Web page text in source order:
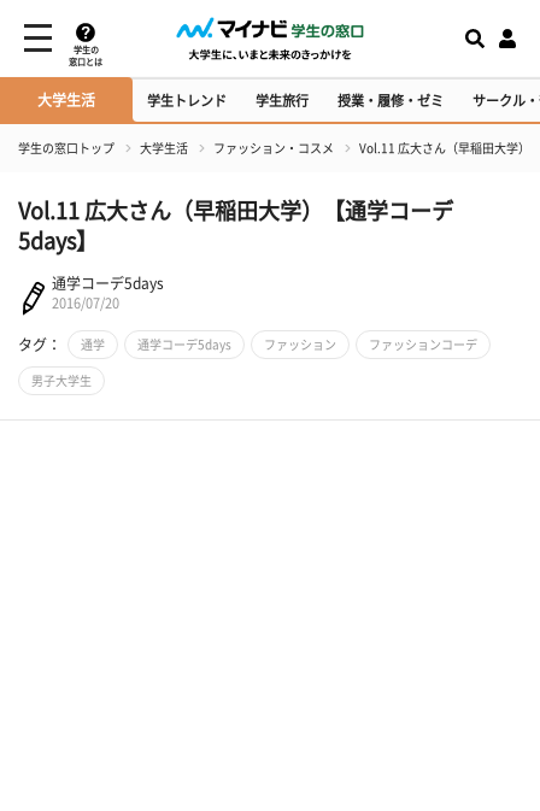
学生の
窓口とは
大学生活 学生トレンド 学生旅行 授業・履修・ゼミ サークル
学生の窓口トップ 大学生活 ファッション・コスメ Vol.11 広大さん（早稲田大学）
Vol.11 広大さん（早稲田大学）【通学コーデ
5days】
通学コーデ5days
2016/07/20
タグ： 通学 通学コーデ5days ファッション ファッションコーデ
男子大学生